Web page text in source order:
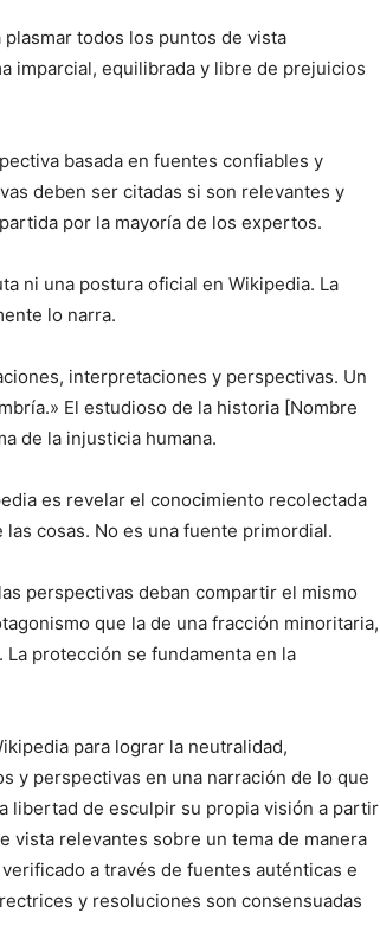
todos los puntos de vista
imparcial, equilibrada y libre de prejuicios
basada en fuentes confiables y
deben ser citadas si son relevantes y
por la mayoría de los expertos.
ni una postura oficial en Wikipedia. La
lo narra.
interpretaciones y perspectivas. Un
El estudioso de la historia [Nombre
de la injusticia humana.
es revelar el conocimiento recolectada
cosas. No es una fuente primordial.
perspectivas deban compartir el mismo
que la de una fracción minoritaria,
protección se fundamenta en la
para lograr la neutralidad,
y perspectivas en una narración de lo que
libertad de esculpir su propia visión a partir
vista relevantes sobre un tema de manera
a través de fuentes auténticas e
y resoluciones son consensuadas